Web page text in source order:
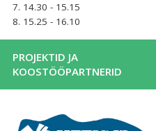
7. 14.30 - 15.15
8. 15.25 - 16.10
PROJEKTID JA
KOOSTÖÖPARTNERID